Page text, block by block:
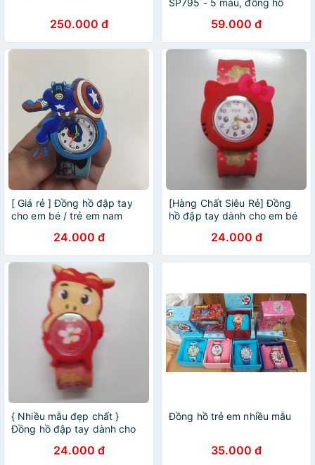
250.000 đ
SP795 - 5 màu, đồng hồ
59.000 đ
[ Giá rẻ ] Đồng hồ đập tay
cho em bé / trẻ em nam
24.000 đ
[Hàng Chất Siêu Rẻ] Đồng
hồ đập tay dành cho em bé
24.000 đ
{ Nhiều mẫu đẹp chất }
Đồng hồ đập tay dành cho
24.000 đ
Đồng hồ trẻ em nhiều mẫu
35.000 đ